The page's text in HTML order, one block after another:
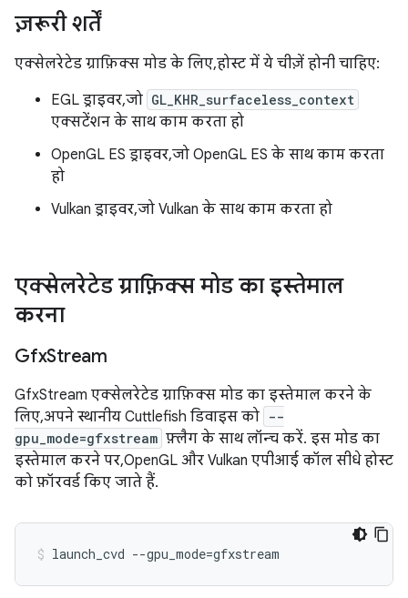
ज़रूरी शर्तें
एक्सेलरेटेड ग्राफ़िक्स मोड के लिए, होस्ट में ये चीज़ें होनी चाहिए:
EGL ड्राइवर, जो GL_KHR_surfaceless_context
एक्सटेंशन के साथ काम करता हो
OpenGL ES ड्राइवर, जो OpenGL ES के साथ काम करता
हो
Vulkan ड्राइवर, जो Vulkan के साथ काम करता हो
एक्सेलरेटेड ग्राफ़िक्स मोड का इस्तेमाल
करना
GfxStream
GfxStream एक्सेलरेटेड ग्राफ़िक्स मोड का इस्तेमाल करने के
लिए, अपने स्थानीय Cuttlefish डिवाइस को --
gpu_mode=gfxstream फ़्लैग के साथ लॉन्च करें. इस मोड का
इस्तेमाल करने पर, OpenGL और Vulkan एपीआई कॉल सीधे होस्ट
को फ़ॉरवर्ड किए जाते हैं.